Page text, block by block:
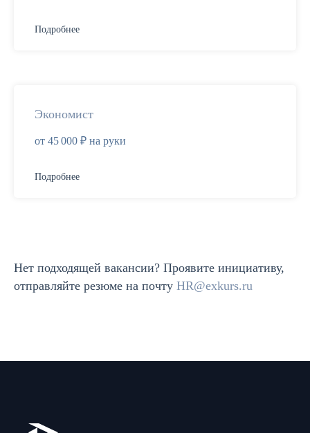
Подробнее
Экономист
от 45 000 ₽ на руки
Подробнее
Нет подходящей вакансии? Проявите инициативу,
отправляйте резюме на почту HR@exkurs.ru